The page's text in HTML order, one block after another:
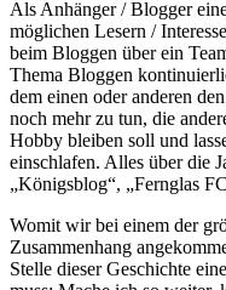
Als Anhänger / Blogger
möglichen Lesern /
beim Bloggen über ein
Thema Bloggen
dem einen oder anderen
noch mehr zu tun, die
Hobby bleiben soll und
einschlafen. Alles über die
„Königsblog“, „Fernglas
Womit wir bei einem der
Zusammenhang
Stelle dieser Geschichte